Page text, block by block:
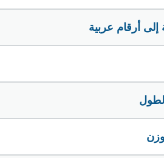
إلى أرقام عربية